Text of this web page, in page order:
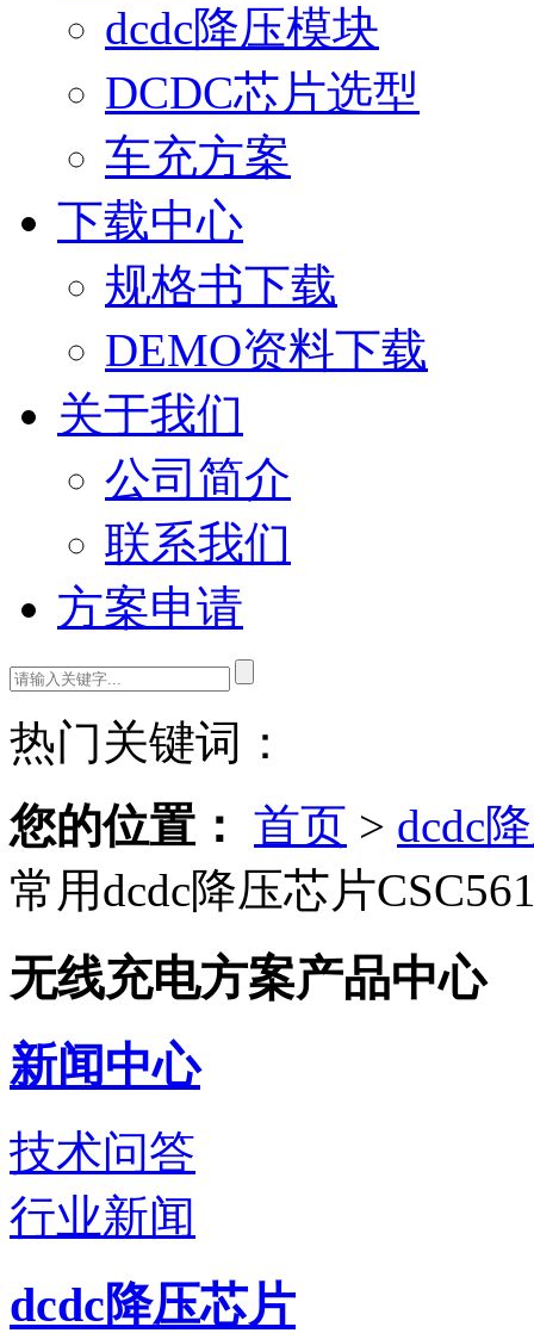
dcdc降压模块
DCDC芯片选型
车充方案
下载中心
规格书下载
DEMO资料下载
关于我们
公司简介
联系我们
方案申请
热门关键词：
您的位置： 首页 > dcdc
常用dcdc降压芯片
无线充电方案产品中心
新闻中心
技术问答
行业新闻
dcdc降压芯片